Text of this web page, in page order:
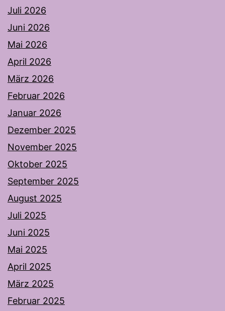
Juli 2026
Juni 2026
Mai 2026
April 2026
März 2026
Februar 2026
Januar 2026
Dezember 2025
November 2025
Oktober 2025
September 2025
August 2025
Juli 2025
Juni 2025
Mai 2025
April 2025
März 2025
Februar 2025